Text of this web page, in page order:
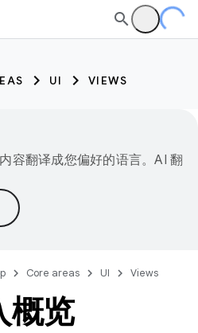
UI VIEWS
容翻译成您偏好的语言。AI 翻
Core areas UI Views
概览